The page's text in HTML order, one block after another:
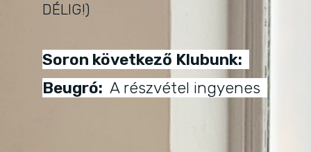
DÉLIG!)
Soron következő Klubunk:
Beugró: A részvétel ingyenes